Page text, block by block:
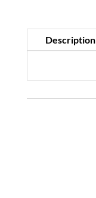
Description